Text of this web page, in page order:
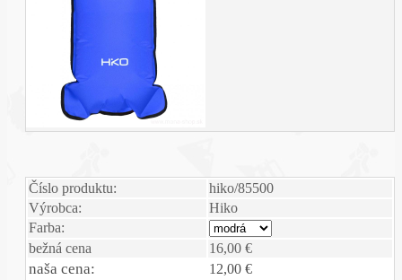
Číslo produktu:
hiko/85500
Výrobca:
Hiko
Farba:
bežná cena
16,00 €
naša cena:
12,00 €